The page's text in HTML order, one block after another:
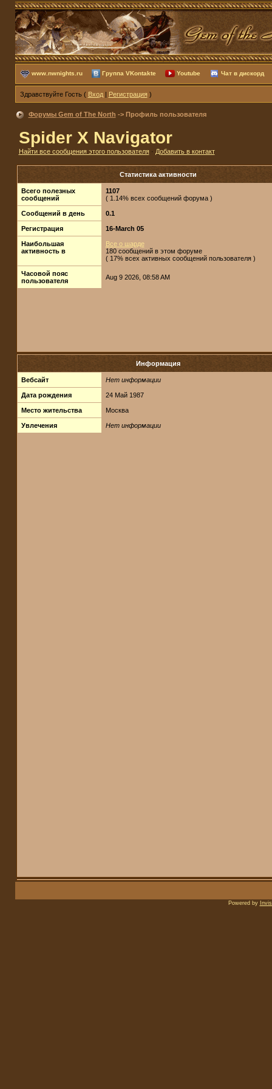
www.nwnights.ru Группа VKontakte Youtube Чат в дискорд
Здравствуйте Гость ( Вход| Регистрация)
Форумы Gem of The North -> Профиль пользователя
Spider X Navigator
Найти все сообщения этого пользователя· Добавить в контакт
Статистика активности
Всего полезных
сообщений
1107
( 1.14% всех сообщений форума )
Сообщений в день 0.1
Регистрация 16-March 05
Наибольшая
активность в
Все о шарде
180 сообщений в этом форуме
( 17% всех активных сообщений пользователя )
Часовой пояс
пользователя
Aug 9 2026, 08:58 AM
Информация
Вебсайт Нет информации
Дата рождения 24 Май 1987
Место жительства Москва
Увлечения Нет информации
Powered by